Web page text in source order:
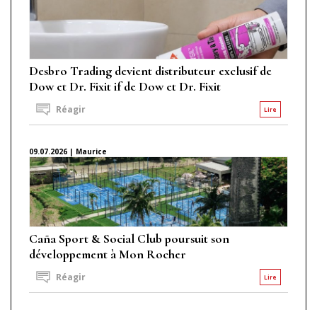
Desbro Trading devient distributeur exclusif de
Dow et Dr. Fixit if de Dow et Dr. Fixit
Lire
Réagir
09.07.2026 | Maurice
Caña Sport & Social Club poursuit son
développement à Mon Rocher
Lire
Réagir